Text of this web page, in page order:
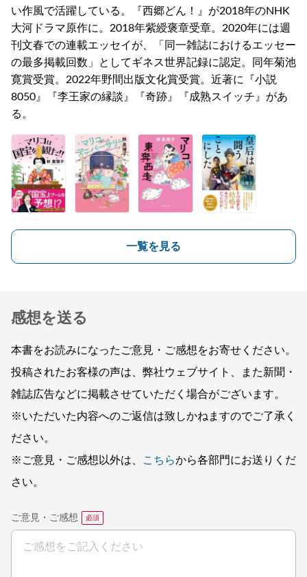
い作風で活躍している。『西郷どん！』が2018年のNHK
大河ドラマ原作に。2018年紫綬褒章受章。2020年には週
刊文春での連載エッセイが、「同一雑誌におけるエッセー
の最多掲載回数」としてギネス世界記録に認定。同年菊池
寛賞受賞。2022年野間出版文化賞受賞。近著に『小説
8050』『李王家の縁談』『奇跡』『成熟スイッチ』があ
る。
一覧を見る
感想を送る
本書をお読みになったご意見・ご感想をお寄せください。
投稿されたお客様の声は、弊社ウェブサイト、また新聞・
雑誌広告などに掲載させていただく場合がございます。
※いただいた内容へのご返信は致しかねますのでご了承く
ださい。
※ご意見・ご感想以外は、
こちらから各部門にお送りくだ
さい。
ご意見・ご感想